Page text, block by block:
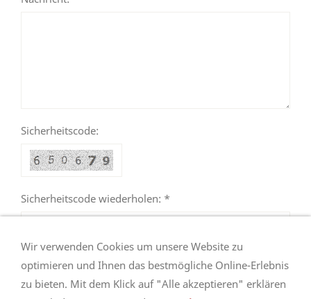
Sicherheitscode:
Sicherheitscode wiederholen: *
Wir verwenden Cookies um unsere Website zu
optimieren und Ihnen das bestmögliche Online-Erlebnis
zu bieten. Mit dem Klick auf "Alle akzeptieren" erklären